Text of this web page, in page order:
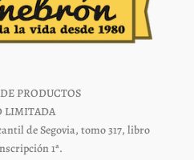
PRODUCTOS
LIMITADA
de Segovia, tomo 317, libro
1ª.